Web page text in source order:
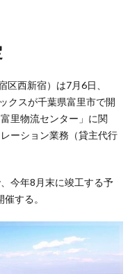
区西新宿）は7月6日、
クスが千葉県富里市で開
里物流センター」に関
ーション業務（貸主代行
今年8月末に竣工する予
する。